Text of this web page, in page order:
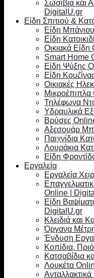
Σωσίβια και
DigitalU.gr
Είδη Σπιτιού &
Είδη Μπάνιου
Είδη
Οικιακά Είδη
Smart Home
Είδη Ψύξης
Είδη
Οικιακές
Τηλέφωνα
Υδραυλικά
Βρύσες
Αξεσουάρ
Παιχνίδια
Λουράκια
Είδη
Εργαλεία
Εργαλεία
Online |
Είδη
DigitalU.gr
Κλειδιά και
Όργανα
Ένδυση
Κοπίδια,
Κατσαβίδια
Λουκέτα